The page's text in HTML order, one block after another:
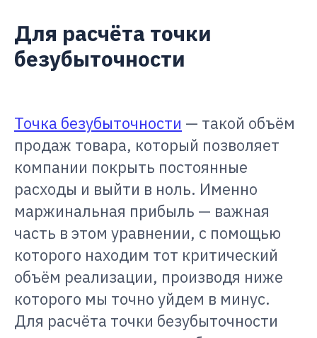
Для расчёта точки
безубыточности
Точка безубыточности — такой объём
продаж товара, который позволяет
компании покрыть постоянные
расходы и выйти в ноль. Именно
маржинальная прибыль — важная
часть в этом уравнении, с помощью
которого находим тот критический
объём реализации, производя ниже
которого мы точно уйдем в минус.
Для расчёта точки безубыточности